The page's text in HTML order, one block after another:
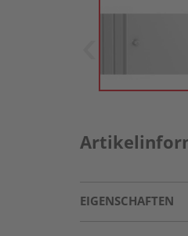
EIGENSCHAFTEN